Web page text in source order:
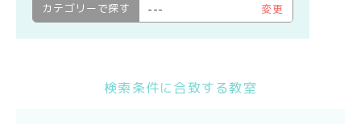
カテゴリーで探す
--- 変更
検索条件に合致する教室